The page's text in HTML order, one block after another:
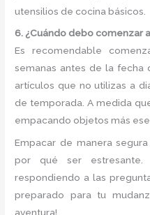
utensilios de cocina básicos.
6. ¿Cuándo debo comenzar
Es recomendable
semanas antes de la fecha
artículos que no utilizas a
de temporada. A medida
empacando objetos más
Empacar de manera
por qué ser estresante.
respondiendo a las
preparado para tu
aventura!